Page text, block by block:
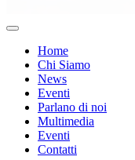
Home
Chi Siamo
News
Eventi
Parlano di noi
Multimedia
Eventi
Contatti